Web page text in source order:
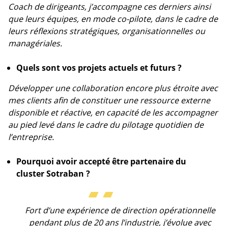
Coach de dirigeants, j’accompagne ces derniers ainsi
que leurs équipes, en mode co-pilote, dans le cadre de
leurs réflexions stratégiques, organisationnelles ou
managériales.
Quels sont vos projets actuels et futurs ?
Développer une collaboration encore plus étroite avec
mes clients afin de constituer une ressource externe
disponible et réactive, en capacité de les accompagner
au pied levé dans le cadre du pilotage quotidien de
l’entreprise.
Pourquoi avoir accepté être partenaire du
cluster Sotraban ?
Fort d’une expérience de direction opérationnelle
pendant plus de 20 ans l’industrie, j’évolue avec